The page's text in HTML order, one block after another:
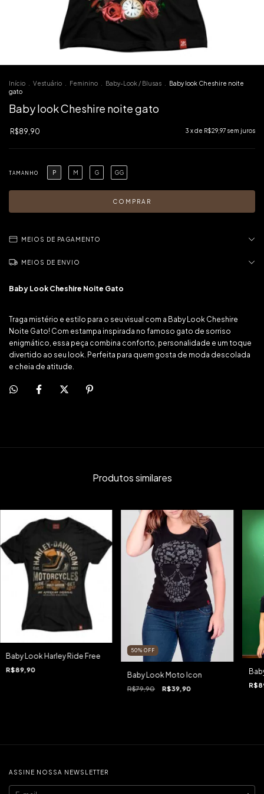
Início Vestuário Feminino Baby-Look / Blusas
Baby look Cheshire noite
gato
Baby look Cheshire noite gato
R$89,90 3 x de R$29,97 sem juros
TAMANHO P M G GG
MEIOS DE PAGAMENTO
MEIOS DE ENVIO
Baby Look Cheshire Noite Gato
Traga mistério e estilo para o seu visual com a Baby Look Cheshire
Noite Gato! Com estampa inspirada no famoso gato de sorriso
enigmático, essa peça combina conforto, personalidade e um toque
divertido ao seu look. Perfeita para quem gosta de moda descolada
e cheia de atitude.
Produtos similares
Baby Look Harley Ride Free
R$89,90
50% OFF
Baby Look Moto Icon
R$79,90 R$39,90
ASSINE NOSSA NEWSLETTER